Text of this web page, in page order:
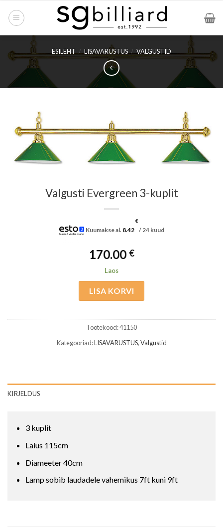
ESILEHT / LISAVARUSTUS / VALGUSTID
Valgusti Evergreen 3-kuplit
Kuumakse al. 8.42
€
/ 24 kuud
170.00 €
Laos
LISA KORVI
Tootekood:41150
Kategooriad:LISAVARUSTUS,Valgustid
KIRJELDUS
3 kuplit
Laius 115cm
Diameeter 40cm
Lamp sobib laudadele vahemikus 7ft kuni 9ft